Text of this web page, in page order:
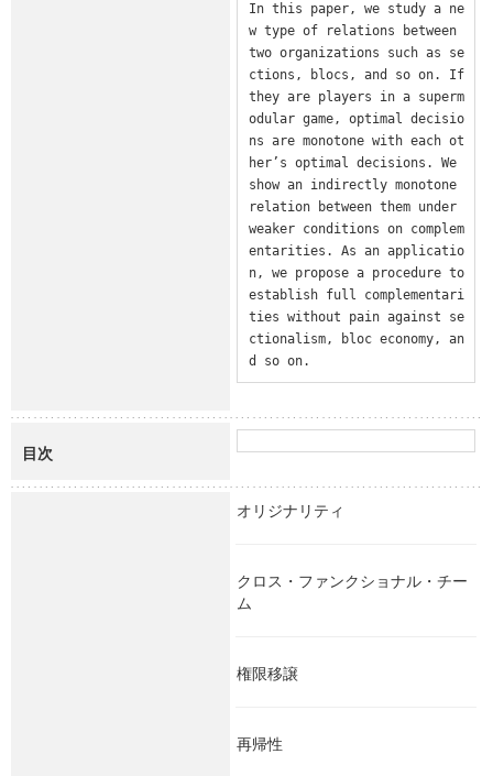
In this paper, we study a ne
w type of relations between
two organizations such as se
ctions, blocs, and so on. If
they are players in a superm
odular game, optimal decisio
ns are monotone with each ot
her’s optimal decisions. We
show an indirectly monotone
relation between them under
weaker conditions on complem
entarities. As an applicatio
n, we propose a procedure to
establish full complementari
ties without pain against se
ctionalism, bloc economy, an
d so on.
目次
オリジナリティ
クロス・ファンクショナル・チー
ム
権限移譲
再帰性